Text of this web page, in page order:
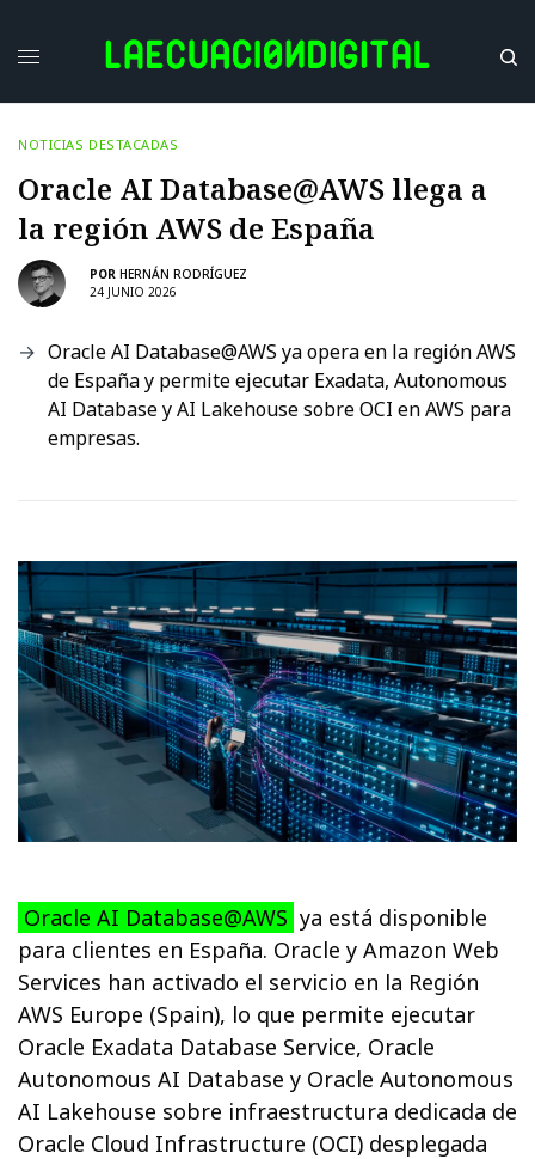
NOTICIAS DESTACADAS
Oracle AI Database@AWS llega a
la región AWS de España
POR HERNÁN RODRÍGUEZ
24 JUNIO 2026
Oracle AI Database@AWS ya opera en la región AWS
de España y permite ejecutar Exadata, Autonomous
AI Database y AI Lakehouse sobre OCI en AWS para
empresas.
Oracle AI Database@AWS ya está disponible
para clientes en España. Oracle y Amazon Web
Services han activado el servicio en la Región
AWS Europe (Spain), lo que permite ejecutar
Oracle Exadata Database Service, Oracle
Autonomous AI Database y Oracle Autonomous
AI Lakehouse sobre infraestructura dedicada de
Oracle Cloud Infrastructure (OCI) desplegada